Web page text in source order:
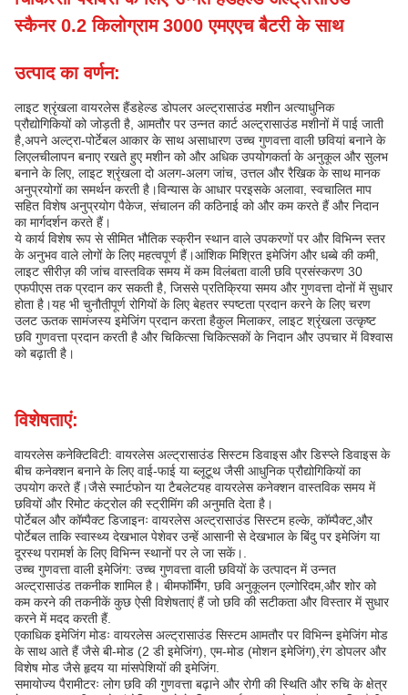
स्कैनर 0.2 किलोग्राम 3000 एमएएच बैटरी के साथ
उत्पाद का वर्णन:
लाइट श्रृंखला वायरलेस हैंडहेल्ड डोपलर अल्ट्रासाउंड मशीन अत्याधुनिक
प्रौद्योगिकियों को जोड़ती है, आमतौर पर उन्नत कार्ट अल्ट्रासाउंड मशीनों में पाई जाती
है,अपने अल्ट्रा-पोर्टेबल आकार के साथ असाधारण उच्च गुणवत्ता वाली छवियां बनाने के
लिएलचीलापन बनाए रखते हुए मशीन को और अधिक उपयोगकर्ता के अनुकूल और सुलभ
बनाने के लिए, लाइट श्रृंखला दो अलग-अलग जांच, उत्तल और रैखिक के साथ मानक
अनुप्रयोगों का समर्थन करती है।विन्यास के आधार परइसके अलावा, स्वचालित माप
सहित विशेष अनुप्रयोग पैकेज, संचालन की कठिनाई को और कम करते हैं और निदान
का मार्गदर्शन करते हैं।
ये कार्य विशेष रूप से सीमित भौतिक स्क्रीन स्थान वाले उपकरणों पर और विभिन्न स्तर
के अनुभव वाले लोगों के लिए महत्वपूर्ण हैं।आंशिक मिश्रित इमेजिंग और धब्बे की कमी,
लाइट सीरीज़ की जांच वास्तविक समय में कम विलंबता वाली छवि प्रसंस्करण 30
एफपीएस तक प्रदान कर सकती है, जिससे प्रतिक्रिया समय और गुणवत्ता दोनों में सुधार
होता है।यह भी चुनौतीपूर्ण रोगियों के लिए बेहतर स्पष्टता प्रदान करने के लिए चरण
उलट ऊतक सामंजस्य इमेजिंग प्रदान करता हैकुल मिलाकर, लाइट श्रृंखला उत्कृष्ट
छवि गुणवत्ता प्रदान करती है और चिकित्सा चिकित्सकों के निदान और उपचार में विश्वास
को बढ़ाती है।
विशेषताएं:
वायरलेस कनेक्टिविटी: वायरलेस अल्ट्रासाउंड सिस्टम डिवाइस और डिस्प्ले डिवाइस के
बीच कनेक्शन बनाने के लिए वाई-फाई या ब्लूटूथ जैसी आधुनिक प्रौद्योगिकियों का
उपयोग करते हैं।जैसे स्मार्टफोन या टैबलेटयह वायरलेस कनेक्शन वास्तविक समय में
छवियों और रिमोट कंट्रोल की स्ट्रीमिंग की अनुमति देता है।
पोर्टेबल और कॉम्पैक्ट डिजाइनः वायरलेस अल्ट्रासाउंड सिस्टम हल्के, कॉम्पैक्ट,और
पोर्टेबल ताकि स्वास्थ्य देखभाल पेशेवर उन्हें आसानी से देखभाल के बिंदु पर इमेजिंग या
दूरस्थ परामर्श के लिए विभिन्न स्थानों पर ले जा सकें।.
उच्च गुणवत्ता वाली इमेजिंग: उच्च गुणवत्ता वाली छवियों के उत्पादन में उन्नत
अल्ट्रासाउंड तकनीक शामिल है। बीमफॉर्मिंग, छवि अनुकूलन एल्गोरिदम,और शोर को
कम करने की तकनीकें कुछ ऐसी विशेषताएं हैं जो छवि की सटीकता और विस्तार में सुधार
करने में मदद करती हैं.
एकाधिक इमेजिंग मोडः वायरलेस अल्ट्रासाउंड सिस्टम आमतौर पर विभिन्न इमेजिंग मोड
के साथ आते हैं जैसे बी-मोड (2 डी इमेजिंग), एम-मोड (मोशन इमेजिंग),रंग डोपलर और
विशेष मोड जैसे हृदय या मांसपेशियों की इमेजिंग.
समायोज्य पैरामीटरः लोग छवि की गुणवत्ता बढ़ाने और रोगी की स्थिति और रुचि के क्षेत्र